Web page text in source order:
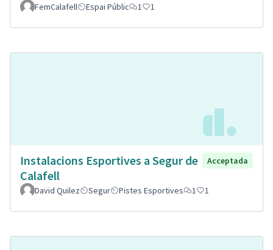
FemCalafell Espai Públic 1 1
Instalacions Esportives a Segur de
Calafell
Acceptada
David Quilez Segur Pistes Esportives 1 1